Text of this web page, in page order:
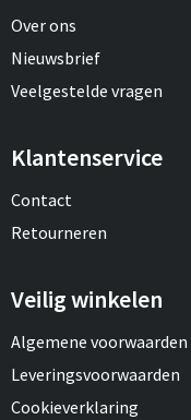
Over ons
Nieuwsbrief
Veelgestelde vragen
Klantenservice
Contact
Retourneren
Veilig winkelen
Algemene voorwaarden
Leveringsvoorwaarden
Cookieverklaring